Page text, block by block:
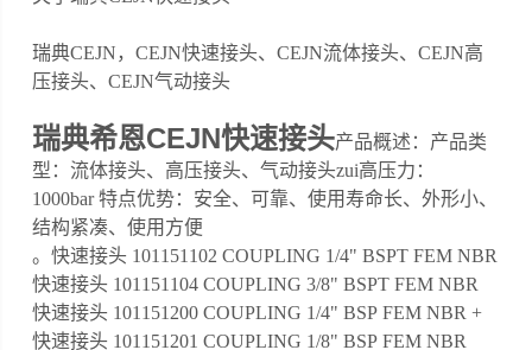
瑞典CEJN，CEJN快速接头、CEJN流体接头、CEJN高
压接头、CEJN气动接头
瑞典希恩CEJN快速接头产品概述：产品类
型：流体接头、高压接头、气动接头zui高压力：
1000bar 特点优势：安全、可靠、使用寿命长、外形小、
结构紧凑、使用方便
。快速接头 101151102 COUPLING 1/4" BSPT FEM NBR
快速接头 101151104 COUPLING 3/8" BSPT FEM NBR
快速接头 101151200 COUPLING 1/4" BSP FEM NBR +
快速接头 101151201 COUPLING 1/8" BSP FEM NBR